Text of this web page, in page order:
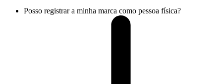
Posso registrar a minha marca como pessoa física?